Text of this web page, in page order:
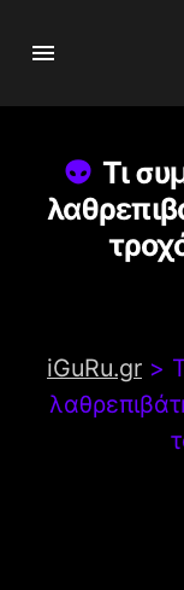
Τι
iGuRu.gr >